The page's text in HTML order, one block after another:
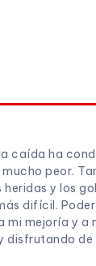
caída ha
peor.
y los
difícil.
mi mejoría y a
disfrutando